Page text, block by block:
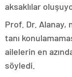
aksaklılar
Prof. Dr. Alanay,
tanı
ailelerin en
söyledi.